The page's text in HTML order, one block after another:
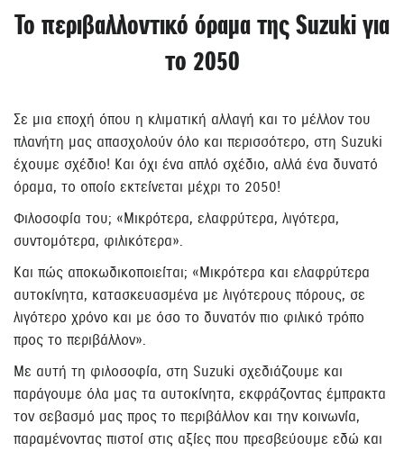
Το περιβαλλοντικό όραμα της Suzuki για
το 2050
Σε μια εποχή όπου η κλιματική αλλαγή και το μέλλον του
πλανήτη μας απασχολούν όλο και περισσότερο, στη Suzuki
έχουμε σχέδιο! Και όχι ένα απλό σχέδιο, αλλά ένα δυνατό
όραμα, το οποίο εκτείνεται μέχρι το 2050!
Φιλοσοφία του; «Μικρότερα, ελαφρύτερα, λιγότερα,
συντομότερα, φιλικότερα».
Και πώς αποκωδικοποιείται; «Μικρότερα και ελαφρύτερα
αυτοκίνητα, κατασκευασμένα με λιγότερους πόρους, σε
λιγότερο χρόνο και με όσο το δυνατόν πιο φιλικό τρόπο
προς το περιβάλλον».
Με αυτή τη φιλοσοφία, στη Suzuki σχεδιάζουμε και
παράγουμε όλα μας τα αυτοκίνητα, εκφράζοντας έμπρακτα
τον σεβασμό μας προς το περιβάλλον και την κοινωνία,
παραμένοντας πιστοί στις αξίες που πρεσβεύουμε εδώ και